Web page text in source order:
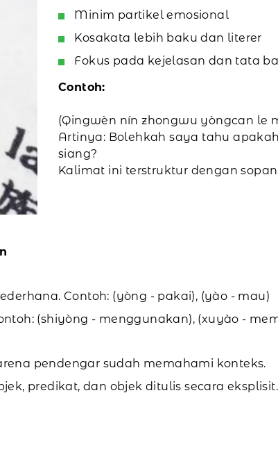
Minim partikel emosional
Kosakata lebih baku dan literer
Fokus pada kejelasan dan tata
Contoh:
(Qingwèn nín zhongwu yòngcan le
Artinya: Bolehkah saya tahu
siang?
Kalimat ini terstruktur dengan
Contoh: (yòng - pakai), (yào - mau)
(shiyòng - menggunakan), (xuyào -
pendengar sudah memahami konteks.
predikat, dan objek ditulis secara eksplisit.